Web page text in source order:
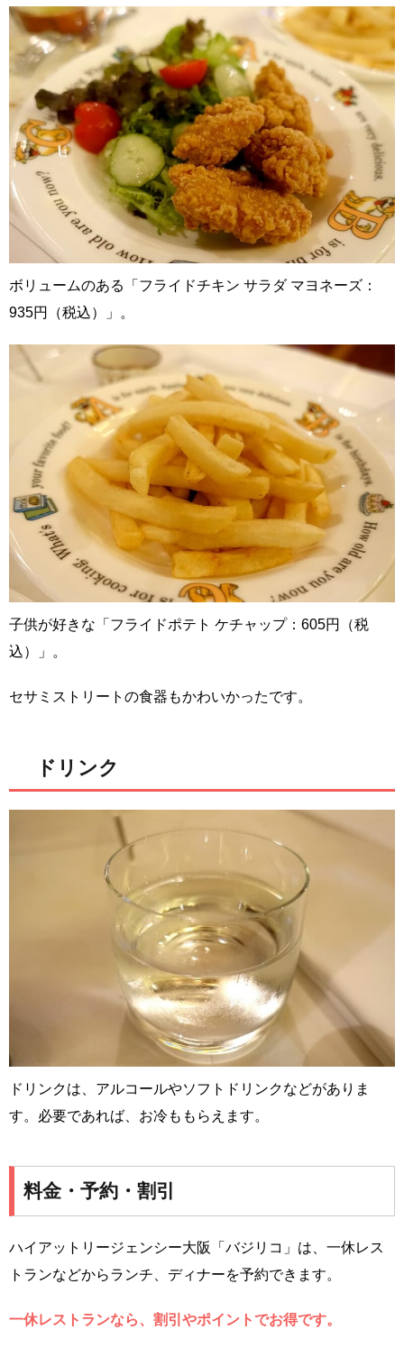
ボリュームのある「フライドチキン サラダ マヨネーズ：
935円（税込）」。
子供が好きな「フライドポテト ケチャップ：605円（税
込）」。
セサミストリートの食器もかわいかったです。
ドリンク
ドリンクは、アルコールやソフトドリンクなどがありま
す。必要であれば、お冷ももらえます。
料金・予約・割引
ハイアットリージェンシー大阪「バジリコ」は、一休レス
トランなどからランチ、ディナーを予約できます。
一休レストランなら、割引やポイントでお得です。